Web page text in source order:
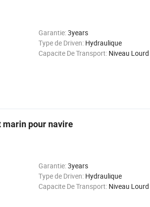
Garantie:3years
Type de Driven: Hydraulique
Capacite De Transport: Niveau
marin pour navire
Garantie:3years
Type de Driven: Hydraulique
Capacite De Transport: Niveau